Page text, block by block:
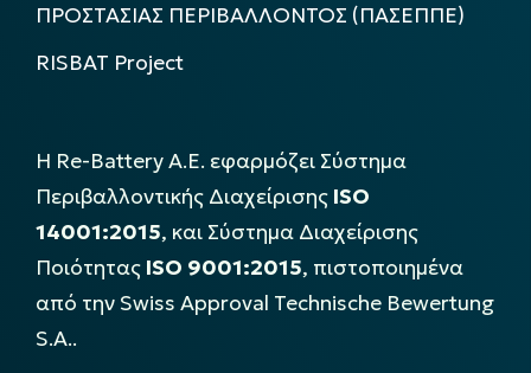
ΠΡΟΣΤΑΣΙΑΣ ΠΕΡΙΒΑΛΛΟΝΤΟΣ (ΠΑΣΕΠΠΕ)
RISBAT Project
Η Re-Battery Α.Ε. εφαρμόζει Σύστημα
Περιβαλλοντικής Διαχείρισης ISO
14001:2015, και Σύστημα Διαχείρισης
Ποιότητας ISO 9001:2015, πιστοποιημένα
από την Swiss Approval Technische Bewertung
S.A..